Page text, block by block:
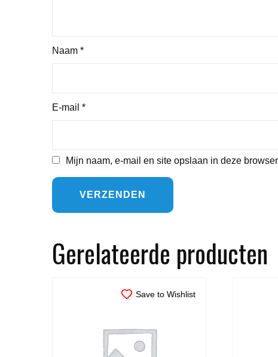
Naam *
E-mail *
Mijn naam, e-mail en site opslaan in deze
Gerelateerde producten
Save to Wishlist